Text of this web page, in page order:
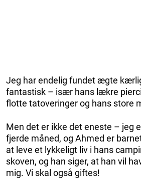
Jeg har endelig fundet ægte
fantastisk – især hans lækre
flotte tatoveringer og hans store
Men det er ikke det eneste – jeg
fjerde måned, og Ahmed er
at leve et lykkeligt liv i hans
skoven, og han siger, at han vil
mig. Vi skal også giftes!